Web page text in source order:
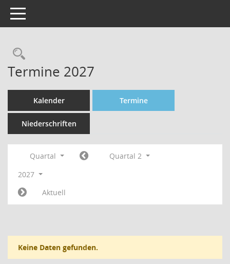
Toggle navigation
Rechercheauswahl
Termine 2027
Kalender Termine
Niederschriften
Quartal
Quartal 2
2027
Aktuell
Keine Daten gefunden.